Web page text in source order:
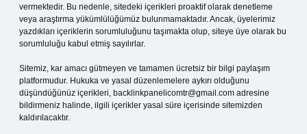
vermektedir. Bu nedenle, sitedeki içerikleri proaktif olarak denetleme
veya araştırma yükümlülüğümüz bulunmamaktadır. Ancak, üyelerimiz
yazdıkları içeriklerin sorumluluğunu taşımakta olup, siteye üye olarak bu
sorumluluğu kabul etmiş sayılırlar.
Sitemiz, kar amacı gütmeyen ve tamamen ücretsiz bir bilgi paylaşım
platformudur. Hukuka ve yasal düzenlemelere aykırı olduğunu
düşündüğünüz içerikleri, backlinkpanelicomtr@gmail.com adresine
bildirmeniz halinde, ilgili içerikler yasal süre içerisinde sitemizden
kaldırılacaktır.